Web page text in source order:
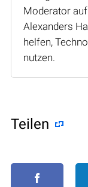
Moderator
Alexanders
helfen,
nutzen.
Teilen